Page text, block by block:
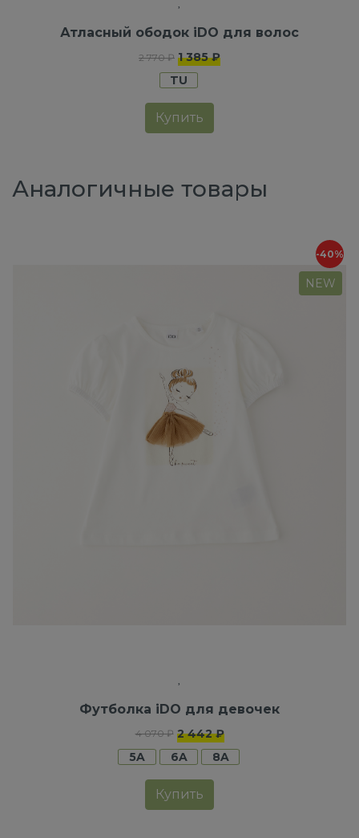
Атласный ободок iDO для волос
2 770 ₽ 1 385 ₽
TU
Купить
Аналогичные товары
-40%
NEW
Футболка iDO для девочек
4 070 ₽ 2 442 ₽
5A
6A 8A
Купить